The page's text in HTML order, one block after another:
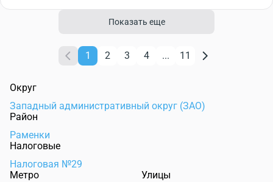
Показать еще
1 2 3 4 ... 11
Округ
Западный административный округ (ЗАО)
Район
Раменки
Налоговые
Налоговая №29
Метро
Улицы